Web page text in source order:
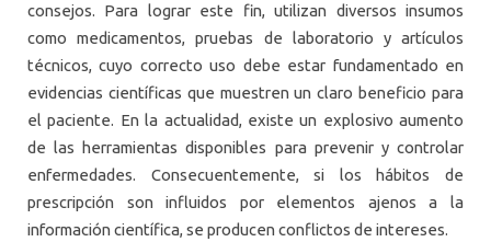
consejos. Para lograr este fin, utilizan diversos insumos
como medicamentos, pruebas de laboratorio y artículos
técnicos, cuyo correcto uso debe estar fundamentado en
evidencias científicas que muestren un claro beneficio para
el paciente. En la actualidad, existe un explosivo aumento
de las herramientas disponibles para prevenir y controlar
enfermedades. Consecuentemente, si los hábitos de
prescripción son influidos por elementos ajenos a la
información científica, se producen conflictos de intereses.